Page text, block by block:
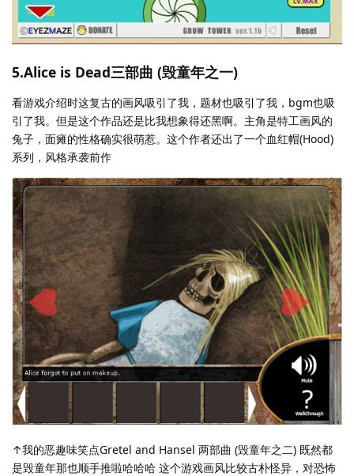
5.Alice is Dead三部曲 (毁童年之一)
看游戏介绍时这复古的画风吸引了我，题材也吸引了我，bgm也吸
引了我。但是这个作品还是比我想象得还黑啊。主角是特工画风的
兔子，面瘫的性格确实很萌惹。这个作者还出了一个血红帽(Hood)
系列，风格承袭前作
↑我的恶趣味笑点Gretel and Hansel 两部曲 (毁童年之二) 既然都
是毁童年那也顺手推啦哈哈哈 这个游戏画风比较古朴怪异，对恐怖